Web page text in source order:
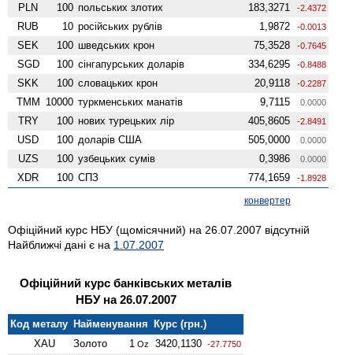
PLN 100 польських злотих 183,3271 -2.4372
RUB 10 російських рублів 1,9872 -0.0013
SEK 100 шведських крон 75,3528 -0.7645
SGD 100 сінгапурських доларів 334,6295 -0.8488
SKK 100 словацьких крон 20,9118 -0.2287
TMM 10000 туркменських манатів 9,7115 0.0000
TRY 100 нових турецьких лір 405,8605 -2.8491
USD 100 доларів США 505,0000 0.0000
UZS 100 узбецьких сумів 0,3986 0.0000
XDR 100 СПЗ 774,1659 -1.8928
конвертер
Офіційний курс НБУ (щомісячний) на 26.07.2007 відсутній
Найближчі дані є на 1.07.2007
Офіційний курс банківських металів
НБУ на 26.07.2007
Код металу Найменування Курс (грн.)
XAU
Золото 1 Oz 3420,1130 -27.7750